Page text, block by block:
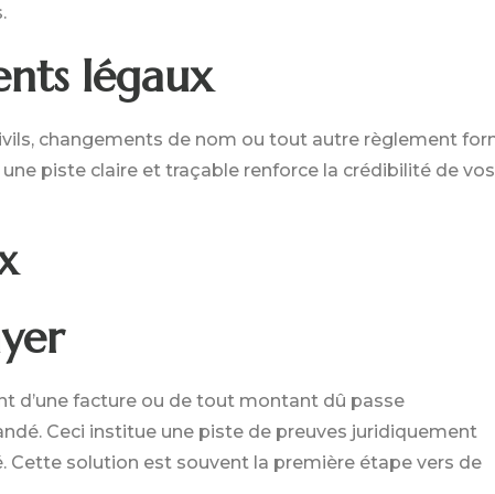
légaux
changements de nom ou tout autre règlement
une piste claire et traçable renforce la crédibilité de vos
d’une facture ou de tout montant dû passe
Ceci institue une piste de preuves juridiquement
solution est souvent la première étape vers de